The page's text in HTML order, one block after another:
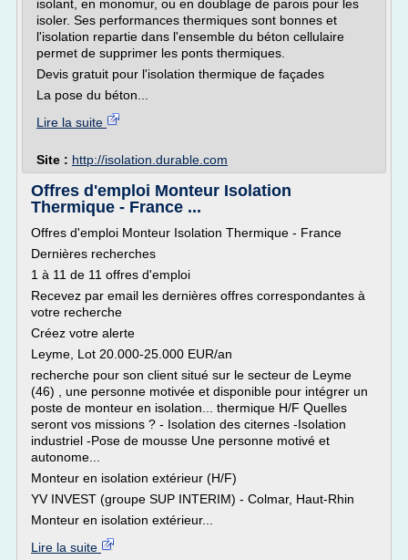
isolant, en monomur, ou en doublage de parois pour les
isoler. Ses performances thermiques sont bonnes et
l'isolation repartie dans l'ensemble du béton cellulaire
permet de supprimer les ponts thermiques.
Devis gratuit pour l'isolation thermique de façades
La pose du béton...
Lire la suite
Site : http://isolation.durable.com
Offres d'emploi Monteur Isolation
Thermique - France ...
Offres d'emploi Monteur Isolation Thermique - France
Dernières recherches
1 à 11 de 11 offres d'emploi
Recevez par email les dernières offres correspondantes à
votre recherche
Créez votre alerte
Leyme, Lot 20.000-25.000 EUR/an
recherche pour son client situé sur le secteur de Leyme
(46) , une personne motivée et disponible pour intégrer un
poste de monteur en isolation... thermique H/F Quelles
seront vos missions ? - Isolation des citernes -Isolation
industriel -Pose de mousse Une personne motivé et
autonome...
Monteur en isolation extérieur (H/F)
YV INVEST (groupe SUP INTERIM) - Colmar, Haut-Rhin
Monteur en isolation extérieur...
Lire la suite